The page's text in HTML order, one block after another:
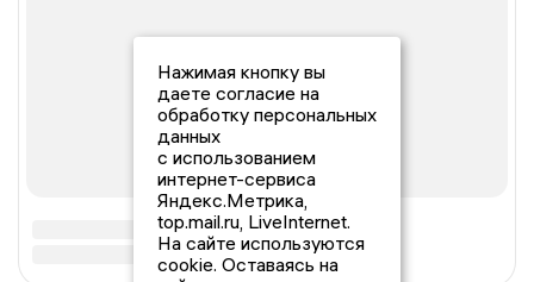
Нажимая кнопку вы
даете согласие на
обработку персональных
данных
с использованием
интернет-сервиса
Яндекс.Метрика,
top.mail.ru, LiveInternet.
На сайте используются
cookie. Оставаясь на